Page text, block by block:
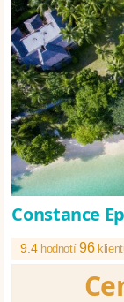
Constance
9.4 hodnotí96